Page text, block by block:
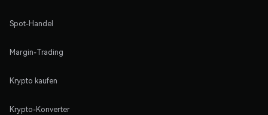
Spot-Handel
Margin-Trading
Krypto kaufen
Krypto-Konverter